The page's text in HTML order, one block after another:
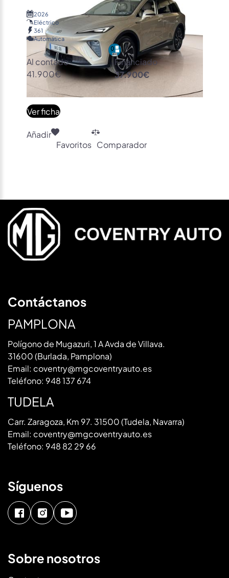
2026
Eléctrico
361
Automática
Al contado
41.900€
Financiado
37.900€
Ver ficha
Añadir
Favoritos Comparador
Contáctanos
PAMPLONA
Polígono de Mugazuri, 1 A Avda de Villava.
31600 (Burlada, Pamplona)
Email: coventry@mgcoventryauto.es
Teléfono: 948 137 674
TUDELA
Carr. Zaragoza, Km 97. 31500 (Tudela, Navarra)
Email: coventry@mgcoventryauto.es
Teléfono: 948 82 29 66
Síguenos
Sobre nosotros